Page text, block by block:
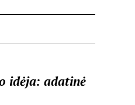
idėja: adatinė